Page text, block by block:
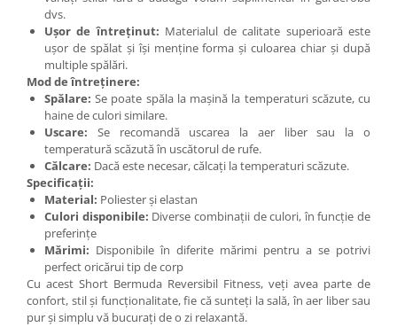
dvs.
Ușor de întreținut: Materialul de calitate superioară este
ușor de spălat și își menține forma și culoarea chiar și după
multiple spălări.
Mod de întreținere:
Spălare: Se poate spăla la mașină la temperaturi scăzute, cu
haine de culori similare.
Uscare: Se recomandă uscarea la aer liber sau la o
temperatură scăzută în uscătorul de rufe.
Călcare: Dacă este necesar, călcați la temperaturi scăzute.
Specificații:
Material: Poliester și elastan
Culori disponibile: Diverse combinații de culori, în funcție de
preferințe
Mărimi: Disponibile în diferite mărimi pentru a se potrivi
perfect oricărui tip de corp
Cu acest Short Bermuda Reversibil Fitness, veți avea parte de
confort, stil și funcționalitate, fie că sunteți la sală, în aer liber sau
pur și simplu vă bucurați de o zi relaxantă.